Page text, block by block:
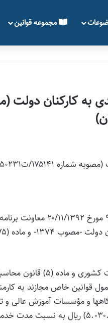
مجموعه قوانین
۱۱/۱۳۹۲ هيأت وزيران)
هیأت‌وزیران در جلسه ۲۰/۱۱/۱۳۹۲
۱ـ دستگاههای اجرایی موضوع
قوانین خاص مجازند به
و مؤسسات آموزش عالی و